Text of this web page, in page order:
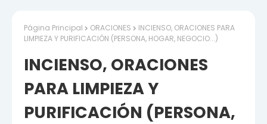
Página Principal ORACIONES
INCIENSO, ORACIONES PARA
LIMPIEZA Y PURIFICACIÓN (PERSONA, HOGAR, NEGOCIO...)
INCIENSO, ORACIONES
PARA LIMPIEZA Y
PURIFICACIÓN (PERSONA,